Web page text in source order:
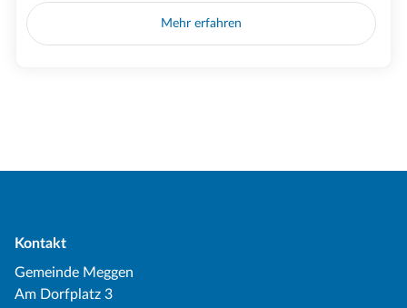
Mehr erfahren
Kontakt
Gemeinde Meggen
Am Dorfplatz 3